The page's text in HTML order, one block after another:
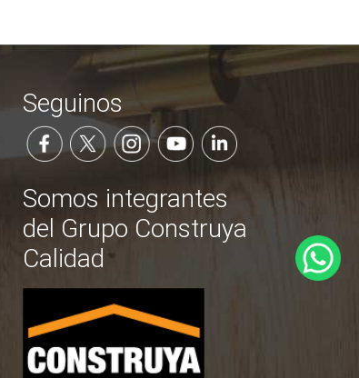
Seguinos
Somos integrantes
del Grupo Construya
Calidad